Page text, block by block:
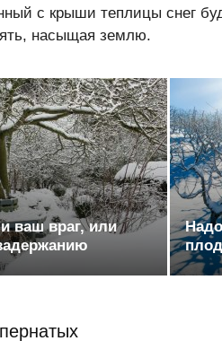
с крыши теплицы снег
насыщая землю.
ваш враг, или